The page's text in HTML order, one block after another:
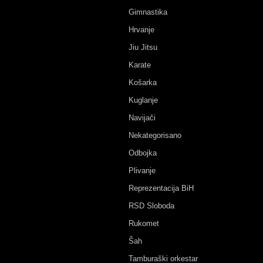
Gimnastika
Hrvanje
Jiu Jitsu
Karate
Košarka
Kuglanje
Navijači
Nekategorisano
Odbojka
Plivanje
Reprezentacija BiH
RSD Sloboda
Rukomet
Šah
Tamburaški orkestar